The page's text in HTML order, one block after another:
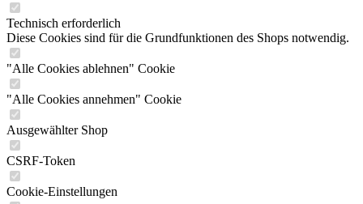
Technisch erforderlich
Diese Cookies sind für die Grundfunktionen des Shops notwendig.
"Alle Cookies ablehnen" Cookie
"Alle Cookies annehmen" Cookie
Ausgewählter Shop
CSRF-Token
Cookie-Einstellungen